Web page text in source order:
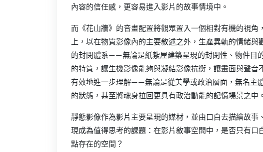
內容的信任感，更容易進入影片的故事情境中。
而《花山牆》的音畫配置將觀眾置入一個相對有機的視
上，以在物質影像內的主要敘述之外，生產異軌的情緒與
的封閉體系——無論是紙紮屋建築呈現的封閉性、物件目
的特質，讓生機影像能夠與凝結影像抗衡，讓畫面與聲音
有效地進一步理解——無論是從美學或政治層面，無名主
的狀態，甚至將魂身拉回更具有政治動能的記憶場景之中。
靜態影像作為影片主要呈現的媒材，並由口白去描繪故事
現成為值得思考的課題：在影片敘事空間中，是否只有
點存在的空間？